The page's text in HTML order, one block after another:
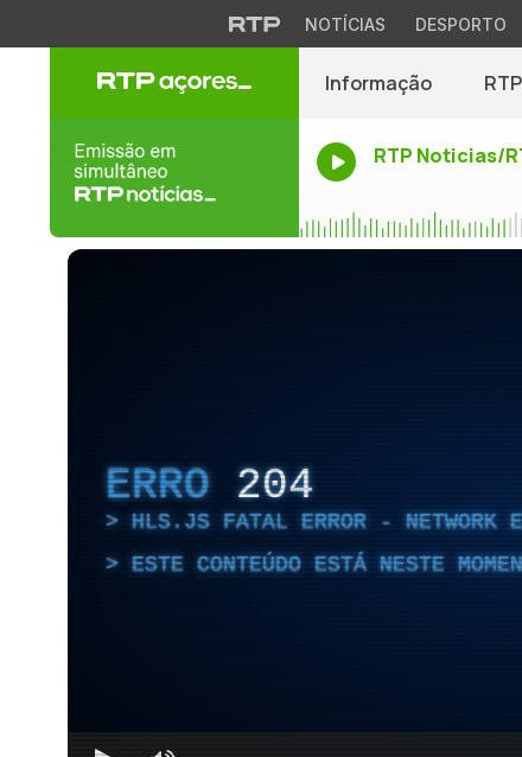
NOTÍCIAS DESPORTO
Informação
RTP Noticias/
ERRO 204
HLS.JS FATAL ERROR - NETWORK
ESTE CONTEÚDO ESTÁ NESTE